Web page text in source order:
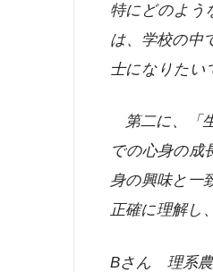
特にどのよう
は、学校の中
士になりたい
第二に、「
での心身の成
身の興味と一
正確に理解し
Bさん 理系